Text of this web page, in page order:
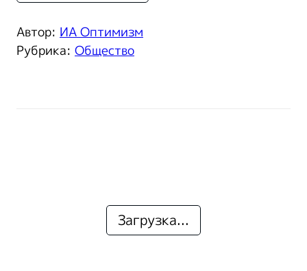
Автор: ИА Оптимизм
Рубрика: Общество
Загрузка...